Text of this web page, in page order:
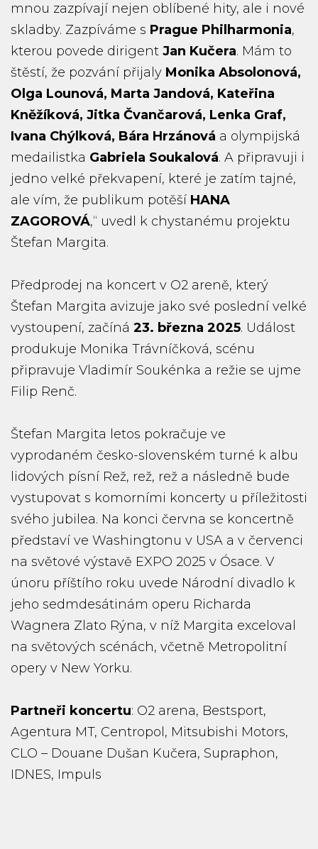
mnou zazpívají nejen oblíbené hity, ale i nové
skladby. Zazpíváme s Prague Philharmonia,
kterou povede dirigent Jan Kučera. Mám to
štěstí, že pozvání přijaly Monika Absolonová,
Olga Lounová, Marta Jandová, Kateřina
Kněžíková, Jitka Čvančarová, Lenka Graf,
Ivana Chýlková, Bára Hrzánová a olympijská
medailistka Gabriela Soukalová. A připravuji i
jedno velké překvapení, které je zatím tajné,
ale vím, že publikum potěší HANA
ZAGOROVÁ,“ uvedl k chystanému projektu
Štefan Margita.
Předprodej na koncert v O2 areně, který
Štefan Margita avizuje jako své poslední velké
vystoupení, začíná 23. března 2025. Událost
produkuje Monika Trávníčková, scénu
připravuje Vladimír Soukénka a režie se ujme
Filip Renč.
Štefan Margita letos pokračuje ve
vyprodaném česko-slovenském turné k albu
lidových písní Rež, rež, rež a následně bude
vystupovat s komorními koncerty u příležitosti
svého jubilea. Na konci června se koncertně
představí ve Washingtonu v USA a v červenci
na světové výstavě EXPO 2025 v Ósace. V
únoru příštího roku uvede Národní divadlo k
jeho sedmdesátinám operu Richarda
Wagnera Zlato Rýna, v níž Margita exceloval
na světových scénách, včetně Metropolitní
opery v New Yorku.
Partneři koncertu: O2 arena, Bestsport,
Agentura MT, Centropol, Mitsubishi Motors,
CLO – Douane Dušan Kučera, Supraphon,
IDNES, Impuls